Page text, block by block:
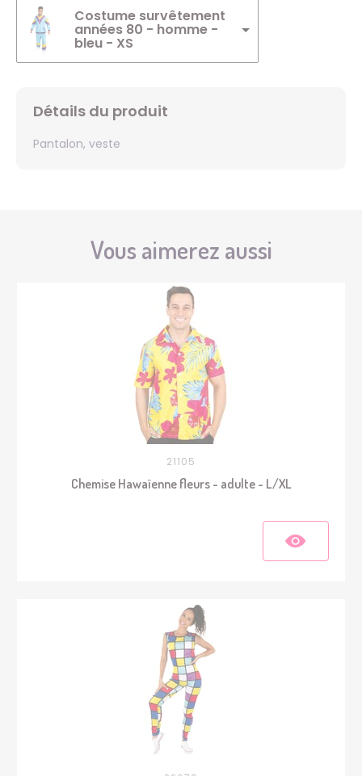
Costume survêtement
années 80 - homme -
bleu - XS
Détails du produit
Pantalon, veste
Vous aimerez aussi
21105
Chemise Hawaïenne fleurs - adulte - L/XL